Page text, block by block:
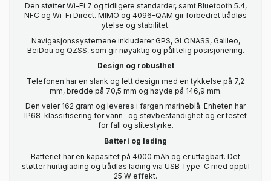
Den støtter Wi-Fi 7 og tidligere standarder, samt Bluetooth 5.4,
NFC og Wi-Fi Direct. MIMO og 4096-QAM gir forbedret trådløs
ytelse og stabilitet.
Navigasjonssystemene inkluderer GPS, GLONASS, Galileo,
BeiDou og QZSS, som gir nøyaktig og pålitelig posisjonering.
Design og robusthet
Telefonen har en slank og lett design med en tykkelse på 7,2
mm, bredde på 70,5 mm og høyde på 146,9 mm.
Den veier 162 gram og leveres i fargen marineblå. Enheten har
IP68-klassifisering for vann- og støvbestandighet og er testet
for fall og slitestyrke.
Batteri og lading
Batteriet har en kapasitet på 4000 mAh og er uttagbart. Det
støtter hurtiglading og trådløs lading via USB Type-C med opptil
25 W effekt.